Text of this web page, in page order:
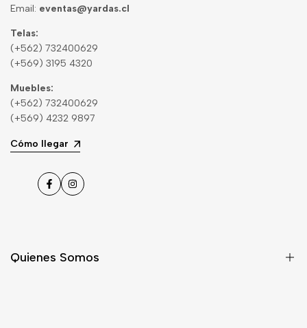
Email: eventas@yardas.cl
Telas:
(+562) 732400629
(+569) 3195 4320
Muebles:
(+562) 732400629
(+569) 4232 9897
Cómo llegar
FacebookInstagram
Quienes Somos